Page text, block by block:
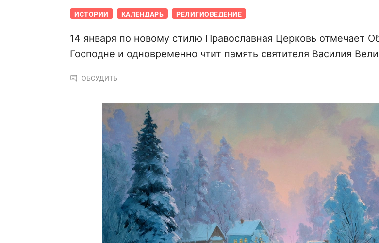
ИСТОРИИ КАЛЕНДАРЬ РЕЛИГИОВЕДЕНИЕ
14 января по новому стилю Православная Церковь отмечает
Господне и одновременно чтит память святителя Василия
ОБСУДИТЬ